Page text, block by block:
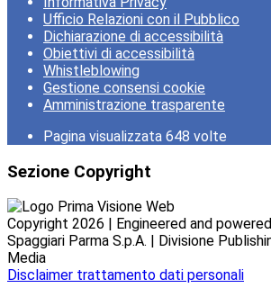
Ufficio Relazioni con il Pubblico
Dichiarazione di accessibilità
Obiettivi di accessibilità
Whistleblowing
Gestione consensi cookie
Amministrazione trasparente
Pagina visualizzata 648 volte
Sezione Copyright
Copyright 2026 | Engineered and
Spaggiari Parma S.p.A. | Divisione
Media
Disclaimer trattamento dati personali